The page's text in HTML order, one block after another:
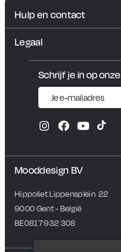
Hulp en contact
FAQ
Legaal
Schrijf je in op
Mooddesign BV
Hippoliet Lippensplein  22
9000 Gent - België
BE0817 932 308